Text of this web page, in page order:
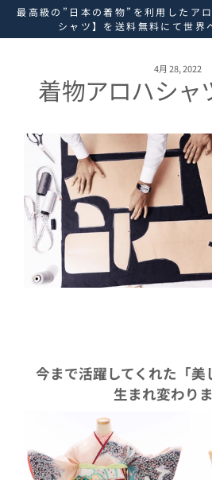
ッ
最高級の”日本の着物”を利用したア
シャツ】を送料無料にて世界
4月 28, 2022
着物アロハシャ
今まで活躍してくれた「美
生まれ変わり